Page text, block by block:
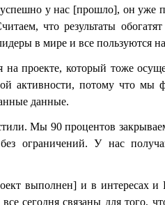
у нас [прошло], он уже
что результаты
в мире и все пользуются
на проекте, который тоже
активности, потому что мы
данные.
Мы 90 процентов
ограничений. У нас
выполнен] и в интересах
сегодня связаны для того,